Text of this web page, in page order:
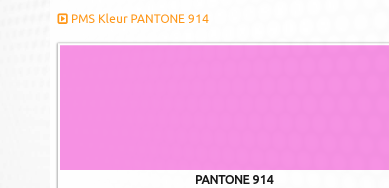
PMS Kleur PANTONE 914
PANTONE 914